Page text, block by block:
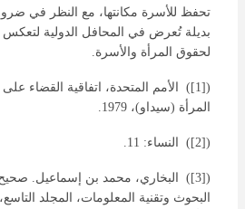
تحفظ للأسرة مكانتها، مع النظر في
بديلة تُعرض في المحافل الدولية لتعكس
لحقوق المرأة والأسرة.
([1]) الأمم المتحدة، اتفاقية القضاء
المرأة (سيداو)، 1979.
([2]) النساء: 11.
([3]) البخاري، محمد بن إسماعيل.
البحوث وتقنية المعلومات، المجلد